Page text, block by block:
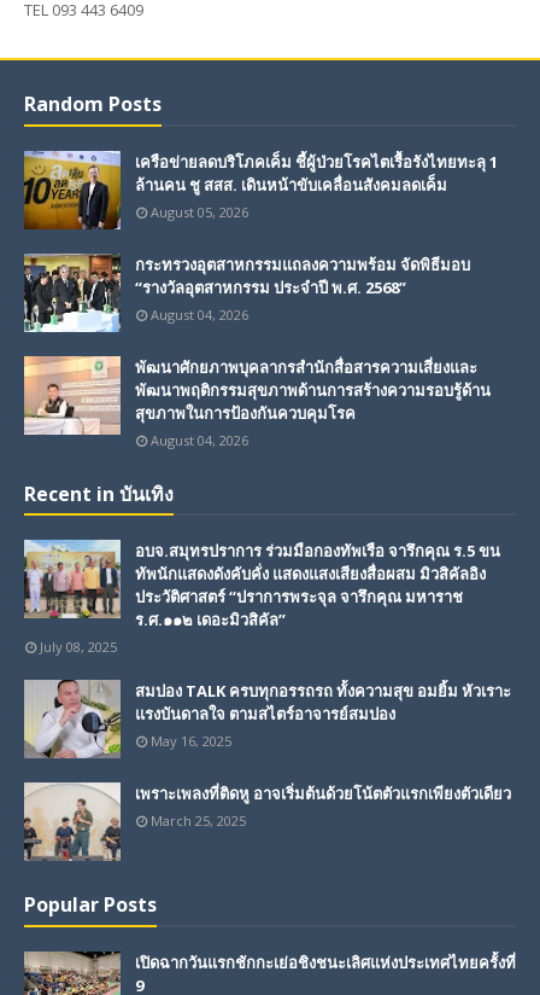
TEL 093 443 6409
Random Posts
เครือข่ายลดบริโภคเค็ม ชี้ผู้ป่วยโรคไตเรื้อรังไทยทะลุ 1
ล้านคน ชู สสส. เดินหน้าขับเคลื่อนสังคมลดเค็ม
August 05, 2026
กระทรวงอุตสาหกรรมแถลงความพร้อม จัดพิธีมอบ
“รางวัลอุตสาหกรรม ประจำปี พ.ศ. 2568”
August 04, 2026
พัฒนาศักยภาพบุคลากรสำนักสื่อสารความเสี่ยงและ
พัฒนาพฤติกรรมสุขภาพด้านการสร้างความรอบรู้ด้าน
สุขภาพในการป้องกันควบคุมโรค
August 04, 2026
Recent in บันเทิง
อบจ.สมุทรปราการ ร่วมมือกองทัพเรือ จารึกคุณ ร.5 ขน
ทัพนักแสดงดังคับคั่ง แสดงแสงเสียงสื่อผสม มิวสิคัลอิง
ประวัติศาสตร์ “ปราการพระจุล จารึกคุณ มหาราช
ร.ศ.๑๑๒ เดอะมิวสิคัล”
July 08, 2025
สมปอง TALK ครบทุกอรรถรถ ทั้งความสุข อมยิ้ม หัวเราะ
แรงบันดาลใจ ตามสไตร์อาจารย์สมปอง
May 16, 2025
เพราะเพลงที่ติดหู อาจเริ่มต้นด้วยโน้ตตัวแรกเพียงตัวเดียว
March 25, 2025
Popular Posts
เปิดฉากวันแรกชักกะเย่อชิงชนะเลิศแห่งประเทศไทยครั้งที่
9